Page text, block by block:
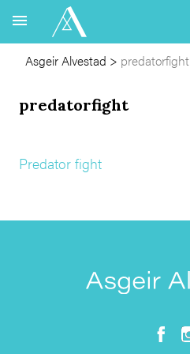
Asgeir Alvestad > predatorfight
predatorfight
Predator fight